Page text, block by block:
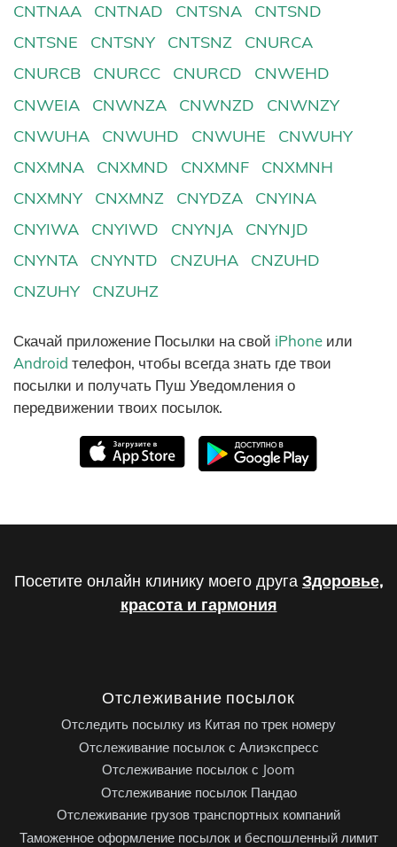
CNTNAA
CNTNAD CNTSNA
CNTSND
CNTSNE
CNTSNY CNTSNZ
CNURCA
CNURCB
CNURCC CNURCD
CNWEHD
CNWEIA
CNWNZA CNWNZD
CNWNZY
CNWUHA
CNWUHD CNWUHE
CNWUHY
CNXMNA
CNXMND CNXMNF
CNXMNH
CNXMNY
CNXMNZ CNYDZA
CNYINA
CNYIWA
CNYIWD CNYNJA
CNYNJD
CNYNTA
CNYNTD CNZUHA
CNZUHD
CNZUHY
CNZUHZ
Скачай приложение Посылки на свой iPhone или
Android телефон, чтобы всегда знать где твои
посылки и получать Пуш Уведомления о
передвижении твоих посылок.
Посетите онлайн клинику моего друга Здоровье,
красота и гармония
Отслеживание посылок
Отследить посылку из Китая по трек номеру
Отслеживание посылок с Алиэкспресс
Отслеживание посылок с Joom
Отслеживание посылок Пандао
Отслеживание грузов транспортных компаний
Таможенное оформление посылок и беспошленный лимит